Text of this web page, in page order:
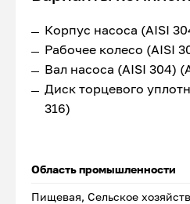
Корпус насоса (AISI
Рабочее колесо (AISI
Вал насоса (AISI 304)
Диск торцевого
316)
Область промышленности
Пищевая, Сельское